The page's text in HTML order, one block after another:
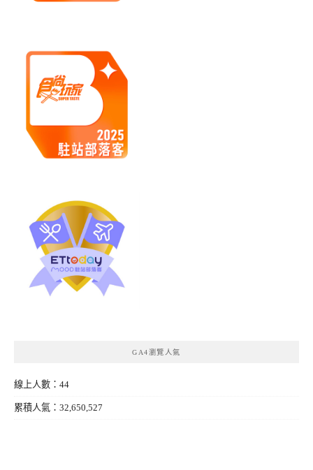
GA4瀏覽人氣
線上人數：44
累積人氣：32,650,527